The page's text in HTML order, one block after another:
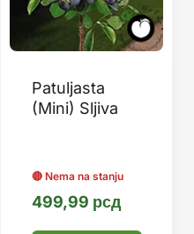
Patuljasta
(Mini) Sljiva
499,99 рсд